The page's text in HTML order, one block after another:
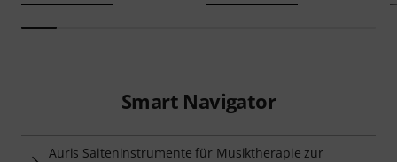
Smart Navigator
Auris Saiteninstrumente für Musiktherapie zur